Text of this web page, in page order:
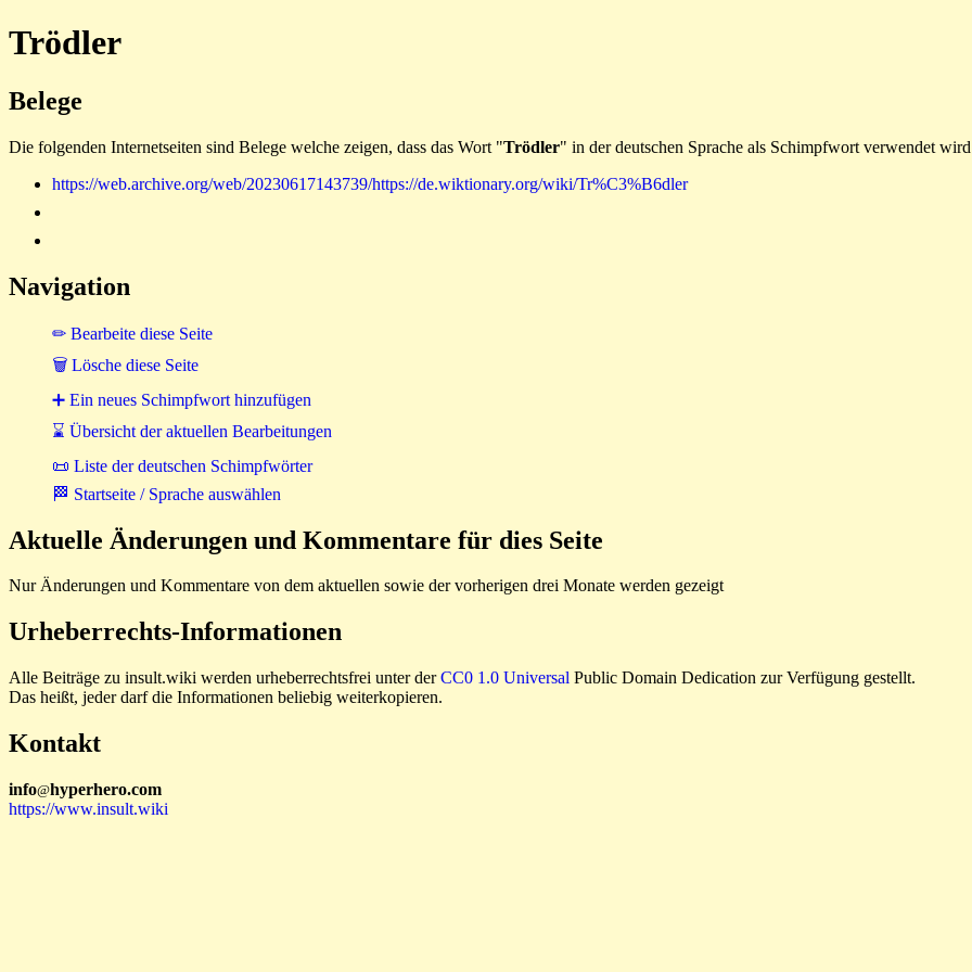
Trödler
Belege
Die folgenden Internetseiten sind Belege welche zeigen, dass das Wort "Trödler" in der deutschen Sprache als Schimpfwort verwendet
https://web.archive.org/web/20230617143739/https://de.wiktionary.org/wiki/Tr%C3%B6dler
Navigation
✏ Bearbeite diese Seite
🗑 Lösche diese Seite
➕ Ein neues Schimpfwort hinzufügen
⌛ Übersicht der aktuellen Bearbeitungen
📜 Liste der deutschen Schimpfwörter
🏁 Startseite / Sprache auswählen
Aktuelle Änderungen und Kommentare für dies Seite
Nur Änderungen und Kommentare von dem aktuellen sowie der vorherigen drei Monate werden gezeigt
Urheberrechts-Informationen
Alle Beiträge zu insult.wiki werden urheberrechtsfrei unter derCC0 1.0 Universal Public Domain Dedication zur Verfügung gestellt.
Das heißt, jeder darf die Informationen beliebig weiterkopieren.
Kontakt
info@hyperhero.com
https://www.insult.wiki